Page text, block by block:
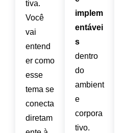
tiva.
Você
vai
entend
er como
esse
tema se
conecta
diretam
implem
entávei
s
dentro
do
ambient
e
corpora
tivo.